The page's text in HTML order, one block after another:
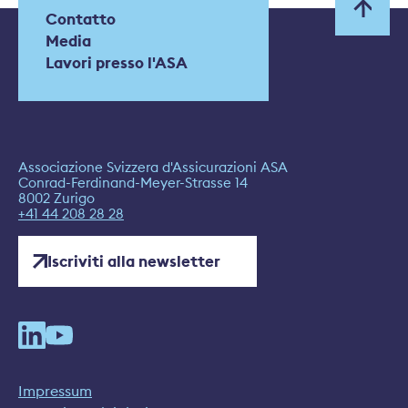
Contatto
Media
Lavori presso l'ASA
Associazione Svizzera d'Assicurazioni ASA
Conrad-Ferdinand-Meyer-Strasse 14
8002 Zurigo
+41 44 208 28 28
Iscriviti alla newsletter
Impressum